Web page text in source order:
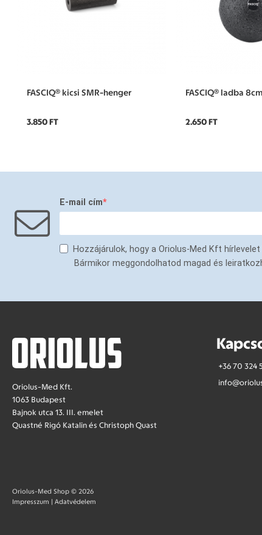
FASCIQ® kicsi SMR-henger
3.850 FT
FASCIQ® ladba 8cm
2.650 FT
E-mail cím
Hozzájárulok, hogy a Oriolus-Med Kft
Bármikor meggondolhatod magad és
Oriolus-Med Kft.
1063 Budapest
Bajnok utca 13. III. emelet
Quastné Rigó Katalin és Christoph Quast
+36 70 324
Oriolus-Med Shop © 2026
Impresszum | Adatvédelem